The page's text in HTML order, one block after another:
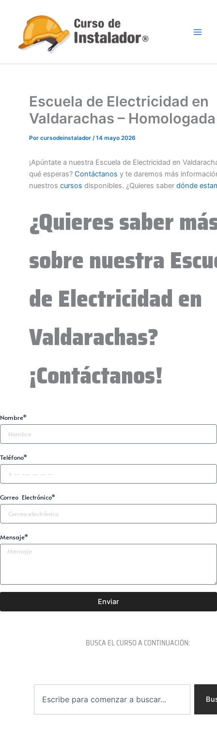
contenido
Escuela de Electricidad en
Valdarachas – Homologada
Por cursodeinstalador /14 mayo 2026
¡Apúntate a nuestra Escuela de Electricidad en
qué esperas? Contáctanos y te daremos más
nuestros cursos disponibles. ¿Quieres saber dónde
¿Quieres saber
sobre nuestra
de Electricidad en
Valdarachas?
¡Contáctanos!
Nombre*
Teléfono*
Correo Electrónico*
Mensaje*
Enviar
BUSCA EL CURSO A CONTINUACIÓN: